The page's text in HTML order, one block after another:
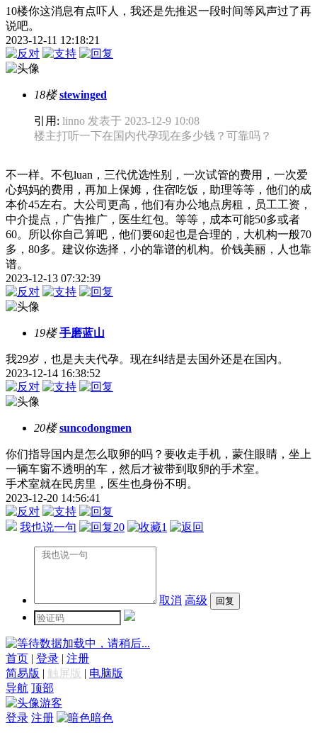
10楼你这消息有点吓人，我还是先推迟一段时间等风声过了再
说吧。
2023-12-11 12:18:21
18楼 stewinged
引用: linno 发表于 2023-12-9 10:08
楼主打听一下在国内代孕现在多少钱？可靠吗？
不一样。不包luan，三代优选性别，一次试管的费用，一次爱
心妈妈的费用，再加上保姆，住宿吃饭，助理等等，他们的成
本价45左右。大公司更高，他们有办公地点房租，员工工资，
中介提点，广告推广，医生红包。等等，成本可能50多或者
60。所以你自己算吧，他们要60起也是合理的，大机构一般70
多，80多。建议你选择，小的靠谱的机构。价钱美丽，人也靠
谱。
2023-12-13 07:32:39
19楼 手磨蓝山
我29岁，也是夫夫代孕。现在纠结是去国外还是在国内。
2023-12-14 16:38:52
20楼 suncodongmen
你们指导国内是怎么取卵的吗？要收走手机，蒙住眼睛，坐上
一辆车窗不透明的车，然后才被带到取卵的手术室。
手术室就在民房里，医生也身份不明。
2023-12-20 14:56:41
我也说一句 20 1
取消 高级
数据加载中，请稍后...
首页 | 登录 | 注册
简易版 | 触屏版 | 电脑版
导航 顶部
游客
登录 注册 暗色